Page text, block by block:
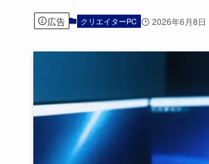
広告 クリエイターPC 2026年6月8日